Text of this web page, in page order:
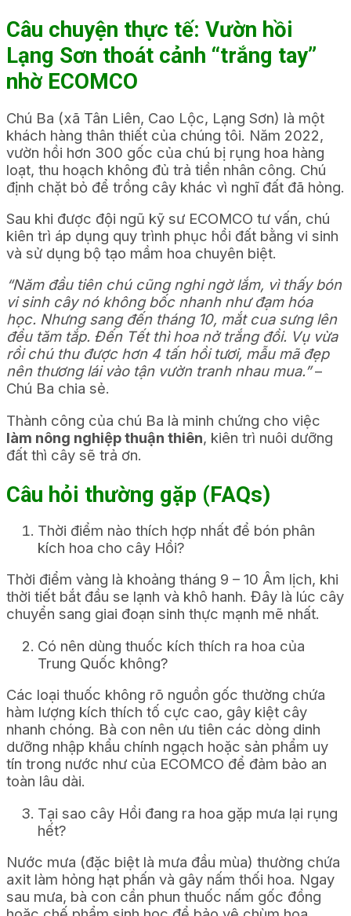
Câu chuyện thực tế: Vườn hồi
Lạng Sơn thoát cảnh “trắng tay”
nhờ ECOMCO
Chú Ba (xã Tân Liên, Cao Lộc, Lạng Sơn) là một
khách hàng thân thiết của chúng tôi. Năm 2022,
vườn hồi hơn 300 gốc của chú bị rụng hoa hàng
loạt, thu hoạch không đủ trả tiền nhân công. Chú
định chặt bỏ để trồng cây khác vì nghĩ đất đã hỏng.
Sau khi được đội ngũ kỹ sư ECOMCO tư vấn, chú
kiên trì áp dụng quy trình phục hồi đất bằng vi sinh
và sử dụng bộ tạo mầm hoa chuyên biệt.
“Năm đầu tiên chú cũng nghi ngờ lắm, vì thấy bón
vi sinh cây nó không bốc nhanh như đạm hóa
học. Nhưng sang đến tháng 10, mắt cua sưng lên
đều tăm tắp. Đến Tết thì hoa nở trắng đồi. Vụ vừa
rồi chú thu được hơn 4 tấn hồi tươi, mẫu mã đẹp
nên thương lái vào tận vườn tranh nhau mua.”–
Chú Ba chia sẻ.
Thành công của chú Ba là minh chứng cho việc
làm nông nghiệp thuận thiên, kiên trì nuôi dưỡng
đất thì cây sẽ trả ơn.
Câu hỏi thường gặp (FAQs)
Thời điểm nào thích hợp nhất để bón phân
kích hoa cho cây Hồi?
Thời điểm vàng là khoảng tháng 9 – 10 Âm lịch, khi
thời tiết bắt đầu se lạnh và khô hanh. Đây là lúc cây
chuyển sang giai đoạn sinh thực mạnh mẽ nhất.
Có nên dùng thuốc kích thích ra hoa của
Trung Quốc không?
Các loại thuốc không rõ nguồn gốc thường chứa
hàm lượng kích thích tố cực cao, gây kiệt cây
nhanh chóng. Bà con nên ưu tiên các dòng dinh
dưỡng nhập khẩu chính ngạch hoặc sản phẩm uy
tín trong nước như của ECOMCO để đảm bảo an
toàn lâu dài.
Tại sao cây Hồi đang ra hoa gặp mưa lại rụng
hết?
Nước mưa (đặc biệt là mưa đầu mùa) thường chứa
axit làm hỏng hạt phấn và gây nấm thối hoa. Ngay
sau mưa, bà con cần phun thuốc nấm gốc đồng